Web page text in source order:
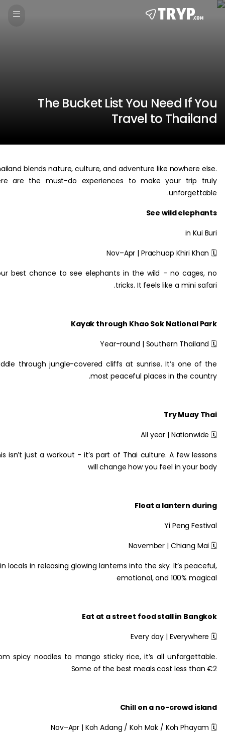
The Bucket List You Need If
Travel to
Thailand blends nature, culture, and adventure like
Here are the must-do experiences to make your
See wild
in
Your best chance to see elephants in the wild - no
tricks. It feels like a mini
Kayak through Khao Sok
Paddle through jungle-covered cliffs at sunrise. It’s one
most peaceful places in the
Try
This isn’t just a workout - it’s part of Thai culture. A few
will change how you feel in
Float a lantern
Yi Peng
Join locals in releasing glowing lanterns into the sky. It’s
emotional, and 100%
Eat at a street food stall in
From spicy noodles to mango sticky rice, it’s all
Some of the best meals cost less
Chill on a no-crowd